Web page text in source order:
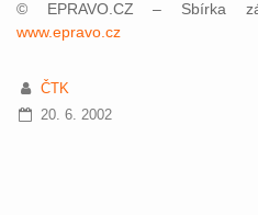
© EPRAVO.CZ – Sbírka
www.epravo.cz
ČTK
20. 6. 2002